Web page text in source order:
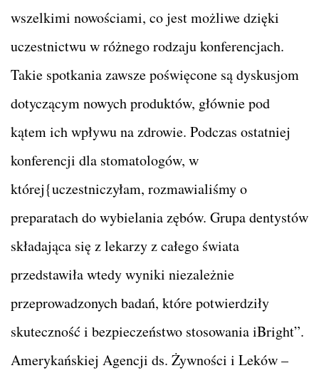
wszelkimi nowościami, co jest możliwe dzięki
uczestnictwu w różnego rodzaju konferencjach.
Takie spotkania zawsze poświęcone są dyskusjom
dotyczącym nowych produktów, głównie pod
kątem ich wpływu na zdrowie. Podczas ostatniej
konferencji dla stomatologów, w
której{uczestniczyłam, rozmawialiśmy o
preparatach do wybielania zębów. Grupa dentystów
składająca się z lekarzy z całego świata
przedstawiła wtedy wyniki niezależnie
przeprowadzonych badań, które potwierdziły
skuteczność i bezpieczeństwo stosowania iBright”.
Amerykańskiej Agencji ds. Żywności i Leków –